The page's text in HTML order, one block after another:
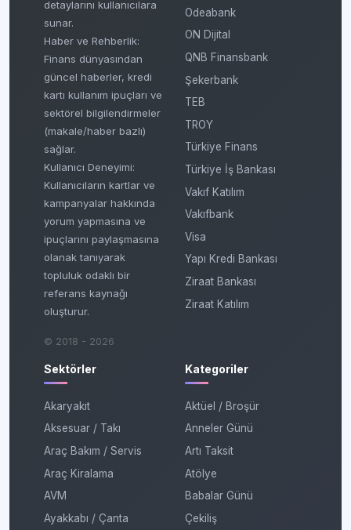
detaylarını kullanıcılara
sunar.
Haber ve Rehberlik:
Finans dünyasından
güncel haberler, kredi
kartı kullanım ipuçları ve
sektörel bilgilendirmeler
(makale/haber bazlı)
sağlar.
Kullanıcı Deneyimi:
Kullanıcıların kartlar ve
kampanyalar hakkında
yorum yapmasına ve
ipuçlarını paylaşmasına
olanak tanıyarak
topluluk odaklı bir
referans kaynağı
oluşturur.
© 2018 - 2026
Odeabank
ON Dijital
QNB Finansbank
Şekerbank
TEB
TROY
Türkiye Finans
Türkiye İş Bankası
Vakıf Katılım
Vakıfbank
Visa
Yapı Kredi Bankası
Ziraat Bankası
Ziraat Katılım
Sektörler
Akaryakıt
Aksesuar / Takı
Araç Bakım / Servis
Araç Kiralama
AVM
Ayakkabı / Çanta
Kategoriler
Aktüel / Broşür
Anneler Günü
Artı Taksit
Atölye
Babalar Günü
Çekiliş